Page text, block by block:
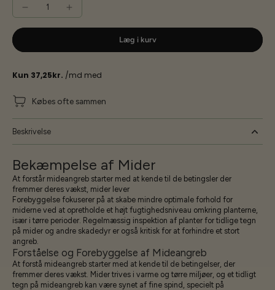
Læg i kurv
Købes ofte sammen
Beskrivelse
Bekæmpelse af Mider
At forstår mideangreb starter med at kende til de betingsler der
fremmer deres vækst, mider lever
Forebyggelse fokuserer på at skabe mindre optimale forhold for
miderne ved at opretholde et højt fugtighedsniveau omkring planterne,
især i tørre perioder. Regelmæssig inspektion af planter for tidlige tegn
på mider og andre skadedyr er også kritisk for at forhindre et stort
angreb.
Forståelse og Forebyggelse af Mideangreb
At forstå mideangreb starter med at kende til de betingelser, der
fremmer deres vækst. Mider trives i varme og tørre miljøer, og et tidligt
tegn på mideangreb kan være synet af fine spind, specielt på